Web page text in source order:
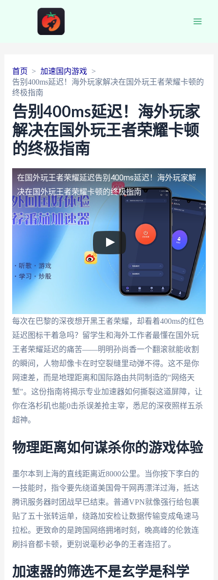
首页
加速国内游戏
告别400ms延迟！海外玩家解决在国外玩王者荣耀卡顿的
终极指南
告别400ms延迟！海外玩家
解决在国外玩王者荣耀卡顿
的终极指南
在国外玩王者荣耀延迟告别400ms延迟！海外玩家解
决在国外玩王者荣耀卡顿的终极指南
每次在巴黎的深夜想开黑王者荣耀，却看着400ms的红色
延迟图标干着急吗？留学生和海外工作者最懂在国外玩
王者荣耀延迟的痛苦——明明孙尚香一个翻滚就能收割
的瞬间，人物却像卡在时空裂缝里动弹不得。这不是你
网速差，而是地理距离和国际路由共同制造的"网络天
堑"。这份指南将揭示专业加速器如何撕裂这道屏障，让
你在洛杉矶也能0击杀误差抢主宰，悉尼的深夜照样五杀
超神。
物理距离如何谋杀你的游戏体验
墨尔本到上海的直线距离近8000公里。当你按下李白的
一技能时，指令要先绕道美国骨干网再漂洋过海，抵达
腾讯服务器时团战早已结束。普通VPN就像强行给包裹
贴了五十张转运单，绕路加安检让数据传输变成龟速马
拉松。更致命的是跨国网络拥堵时刻，晚高峰的伦敦连
刷抖音都卡顿，更别说毫秒必争的王者连招了。
加速器的筛选不是玄学是科学